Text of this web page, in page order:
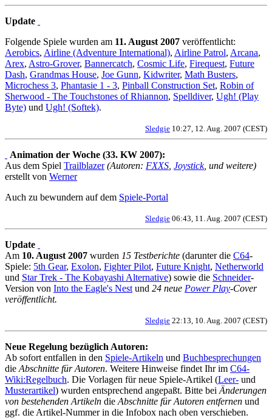
Update
Folgende Spiele wurden am 11. August 2007 veröffentlicht:
Aerobics, Airline (Adventure International), Airline Patrol, Arcana,
Arex, Astro-Grover, Bannercatch, Cosmic Life, Firequest, Future
Dash, Grandmas House, Joe Gunn, Kidwriter, Math Busters,
Microchess 3, Phantasie 1 - 3, Pinball Construction Set, Robin of
Sherwood - The Touchstones of Rhiannon, Spelldiver, Ugh! (Play
Byte) und Ugh! (Softek).
Sledgie 10:27, 12. Aug. 2007 (CEST)
Animation der Woche (33. KW 2007):
Aus dem Spiel Trailblazer (Autoren: FXXS Joystick, und weitere)
erstellt von Werner
Auch zu bewundern auf dem Spiele-Portal
Sledgie 06:43, 11. Aug. 2007 (CEST)
Update
Am 10. August 2007 wurden 15 Testberichte (darunter die C64-
Spiele: 5th Gear, Exolon, Fighter Pilot, Future Knight, Netherworld
und Star Trek - The Kobayashi Alternative) sowie die Schneider-
Version von Into the Eagle's Nest und 24 neue Power Play-Cover
veröffentlicht.
Sledgie 22:13, 10. Aug. 2007 (CEST)
Neue Regelung bezüglich Autoren:
Ab sofort entfallen in den Spiele-Artikeln und Buchbesprechungen
die Abschnitte für Autoren. Weitere Hinweise findet Ihr im C64-
Wiki:Regelbuch. Die Vorlagen für neue Spiele-Artikel (Leer- und
Musterartikel) wurden entsprechend angepaßt. Bitte bei Änderungen
von bestehenden Artikeln die Abschnitte für Autoren entfernen und
ggf. die Artikel-Nummer in die Infobox nach oben verschieben.